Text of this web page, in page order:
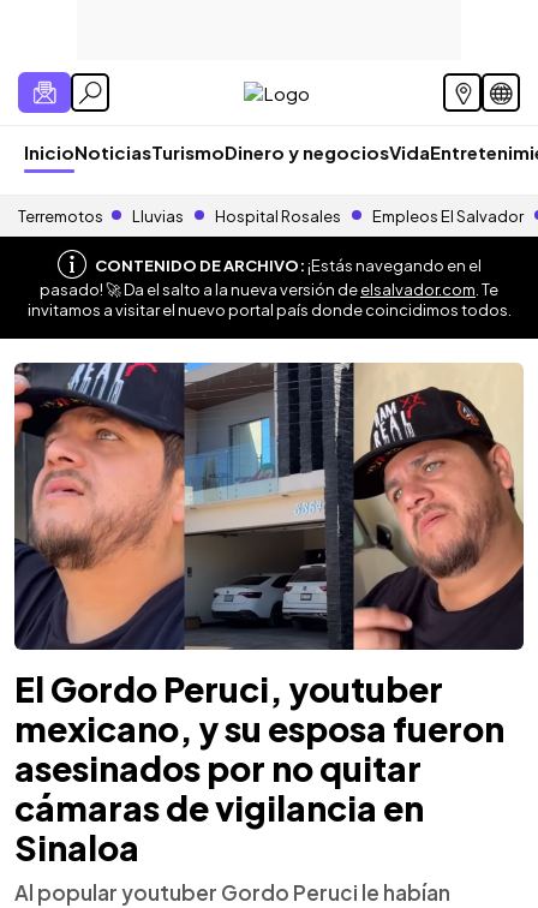
InicioNoticiasTurismoDinero y negociosVida
Terremotos Lluvias Hospital Rosales Empleos El Salvador
CONTENIDO DE ARCHIVO:¡Estás navegando en el
pasado! 🚀 Da el salto a la nueva versión deelsalvador.com . Te
invitamos a visitar el nuevo portal país donde coincidimos todos.
El Gordo Peruci, youtuber
mexicano, y su esposa fueron
asesinados por no quitar
cámaras de vigilancia en
Sinaloa
Al popular youtuber Gordo Peruci le habían